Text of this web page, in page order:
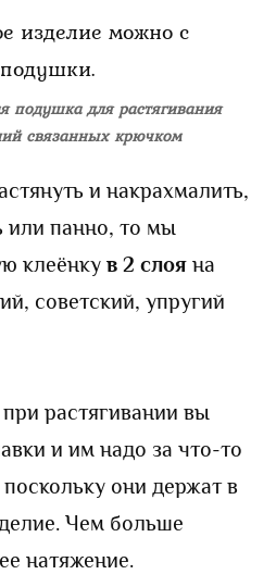
подушка для растягивания
связанных крючком
и накрахмалить,
или панно, то мы
клеёнку в 2 слоя на
советский, упругий
при растягивании вы
и им надо за что-то
они держат в
Чем больше
натяжение.